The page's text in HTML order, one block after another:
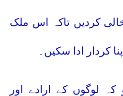
کردیں تاکہ اس ملک
کردار ادا سکیں۔
کہ لوگوں کے ارادے اور